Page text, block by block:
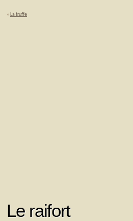
« La truffe
Le raifort